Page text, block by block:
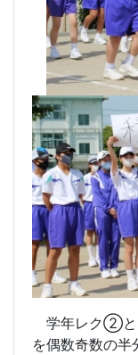
学年レク②と
を偶数奇数の